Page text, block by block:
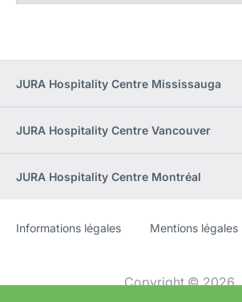
JURA Hospitality Centre Mississauga
JURA Hospitality Centre Vancouver
JURA Hospitality Centre Montréal
Site
[Website
Informations légales Mentions légales
Copyright © 2026